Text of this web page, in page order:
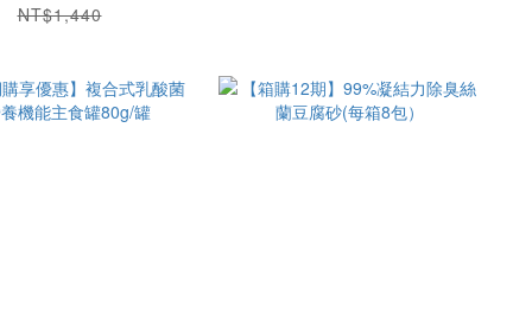
NT$1,440